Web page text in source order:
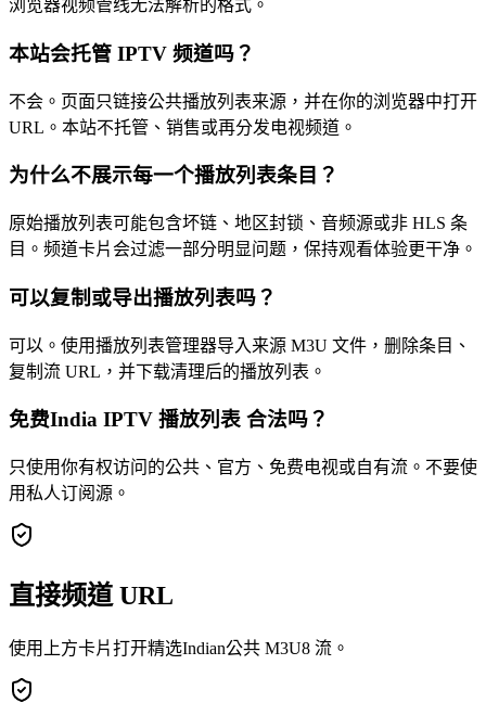
浏览器视频管线无法解析的格式。
本站会托管 IPTV 频道吗？
不会。页面只链接公共播放列表来源，并在你的浏览器中打开
URL。本站不托管、销售或再分发电视频道。
为什么不展示每一个播放列表条目？
原始播放列表可能包含坏链、地区封锁、音频源或非 HLS 条
目。频道卡片会过滤一部分明显问题，保持观看体验更干净。
可以复制或导出播放列表吗？
可以。使用播放列表管理器导入来源 M3U 文件，删除条目、
复制流 URL，并下载清理后的播放列表。
免费India IPTV 播放列表 合法吗？
只使用你有权访问的公共、官方、免费电视或自有流。不要使
用私人订阅源。
直接频道 URL
使用上方卡片打开精选Indian公共 M3U8 流。